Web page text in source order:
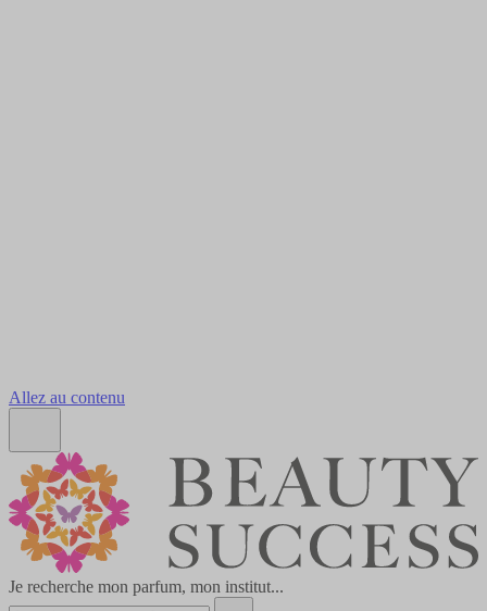
Allez au contenu
Je recherche mon parfum, mon institut...